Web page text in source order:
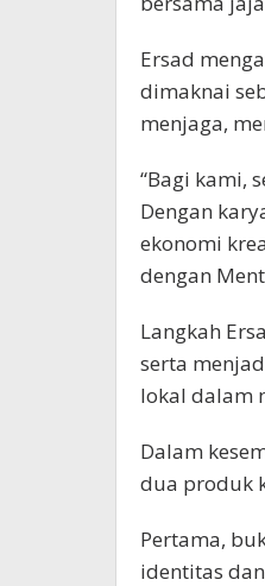
Ersad
dimaknai
menjaga,
“Bagi kami,
Dengan
ekonomi
dengan
Langkah
serta
lokal dalam
Dalam
dua produk
Pertama,
identitas